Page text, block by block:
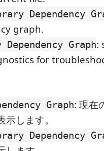
Dependency
graph.
Graph:
for
Graph: 現在
します。
Dependency